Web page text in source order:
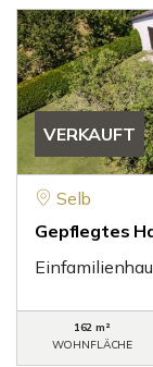
VERKAUFT
Selb
Gepflegtes
162 m²
WOHNFLÄCHE